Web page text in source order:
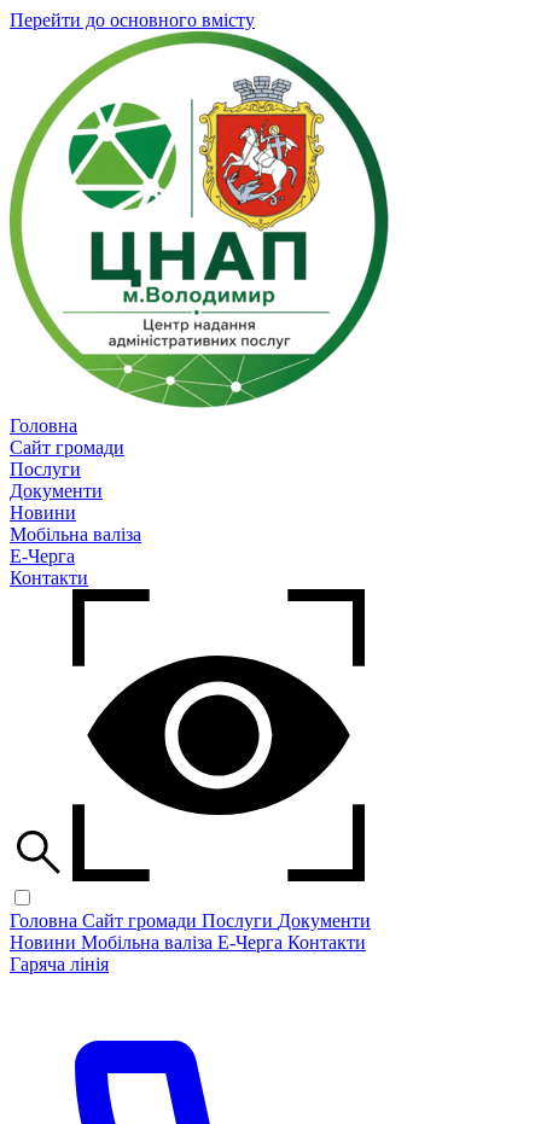
Перейти до основного вмісту
Головна
Сайт громади
Послуги
Документи
Новини
Мобільна валіза
Е-Черга
Контакти
Головна Сайт громади Послуги Документи
Новини Мобільна валіза Е-Черга Контакти
Гаряча лінія